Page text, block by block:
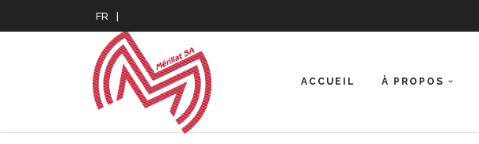
FR
ACCUEIL À PROPOS